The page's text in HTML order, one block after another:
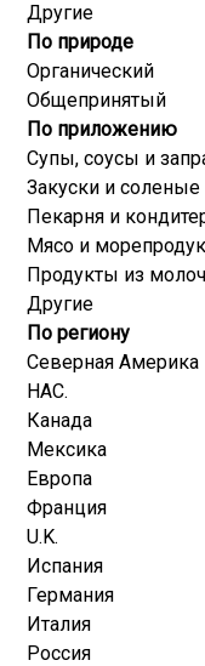
Другие
По природе
Органический
Общепринятый
По приложению
Супы, соусы и
Закуски и соленые
Пекарня и
Мясо и
Продукты из
Другие
По региону
Северная Америка
НАС.
Канада
Мексика
Европа
Франция
U.K.
Испания
Германия
Италия
Россия